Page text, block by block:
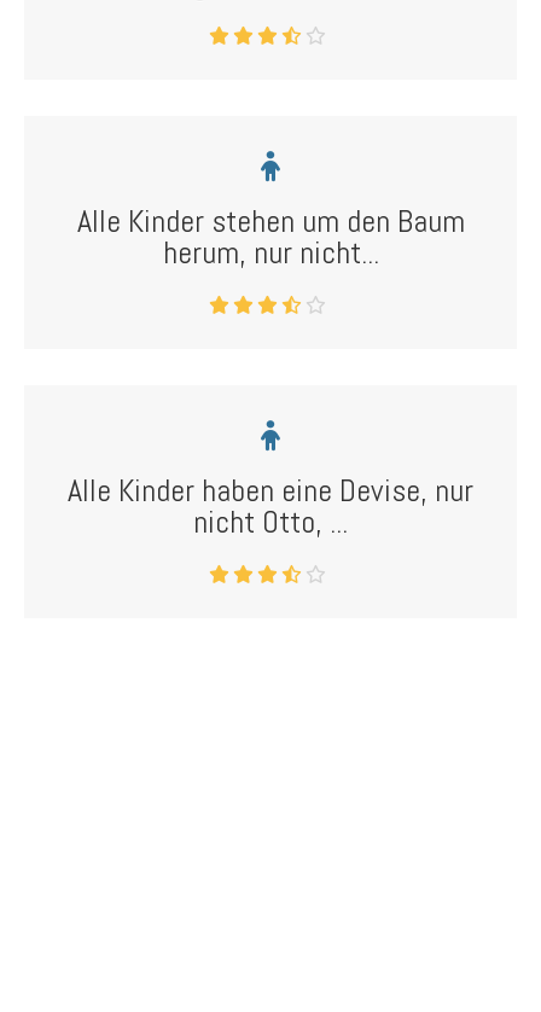
Alle Kinder stehen um den Baum
herum, nur nicht...
Alle Kinder haben eine Devise, nur
nicht Otto, ...